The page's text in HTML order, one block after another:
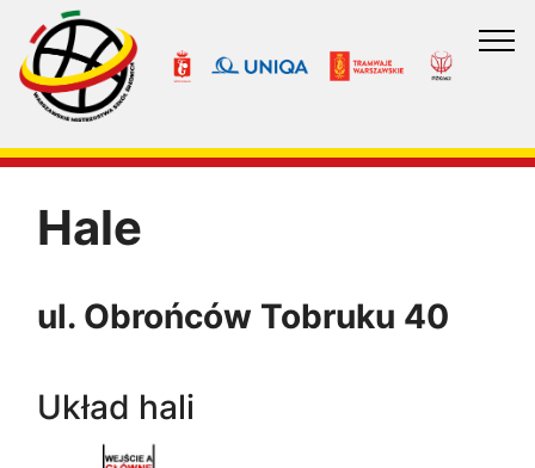
Hale
ul. Obrońców Tobruku 40
Układ hali